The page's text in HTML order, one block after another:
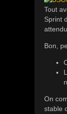
Tout
Sprint
Bon,
On
stable